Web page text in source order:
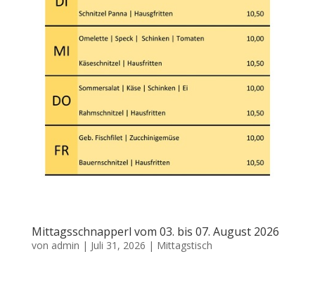
Mittagsschnapperl vom 03. bis 07. August 2026
von admin | Juli 31, 2026 | Mittagstisch